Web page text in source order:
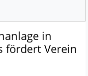
in
fördert Verein